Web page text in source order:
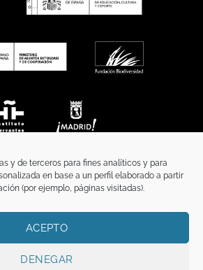
y de terceros para fines analíticos y para
en base a un perfil elaborado a partir
(por ejemplo, páginas visitadas).
ACEPTO
DENEGAR
Y CONDICIONES